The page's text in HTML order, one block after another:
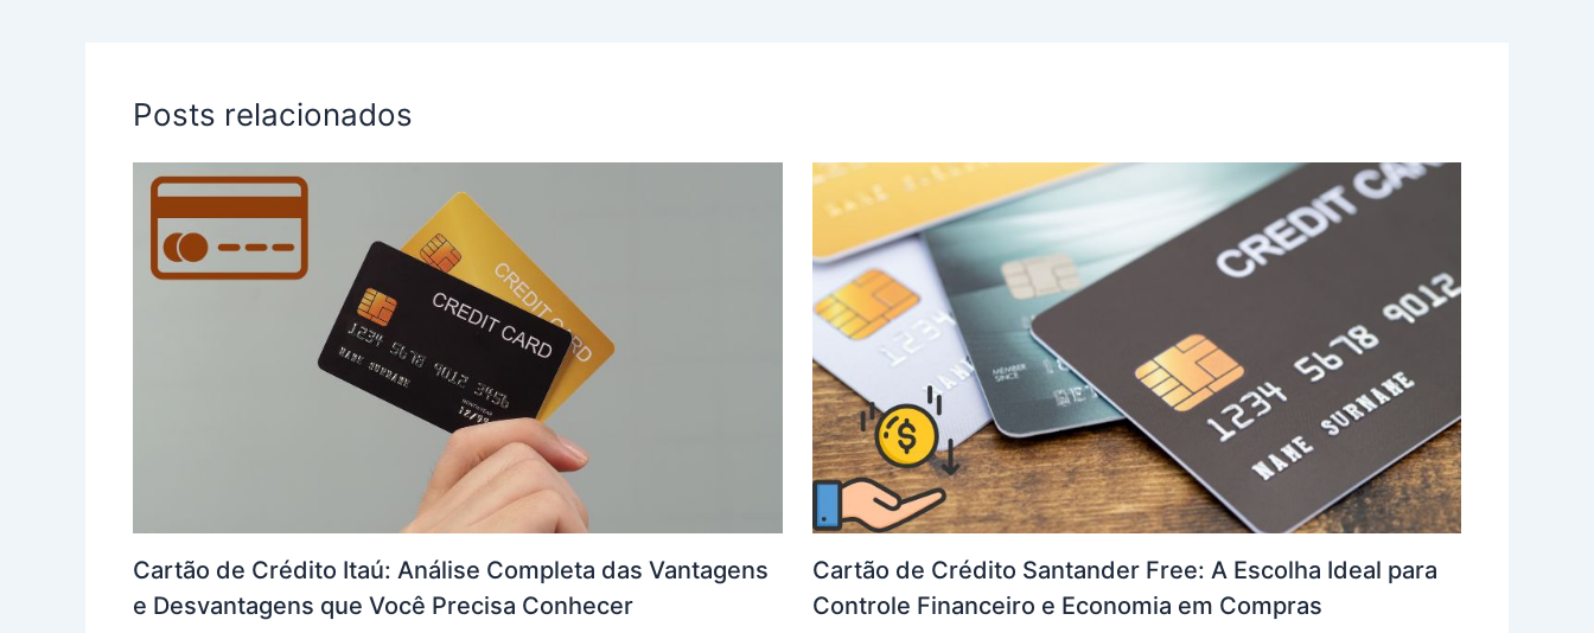
Posts relacionados
Cartão de Crédito Itaú: Análise Completa das Vantagens
e Desvantagens que Você Precisa Conhecer
Cartão de Crédito Santander Free: A Escolha Ideal para
Controle Financeiro e Economia em Compras